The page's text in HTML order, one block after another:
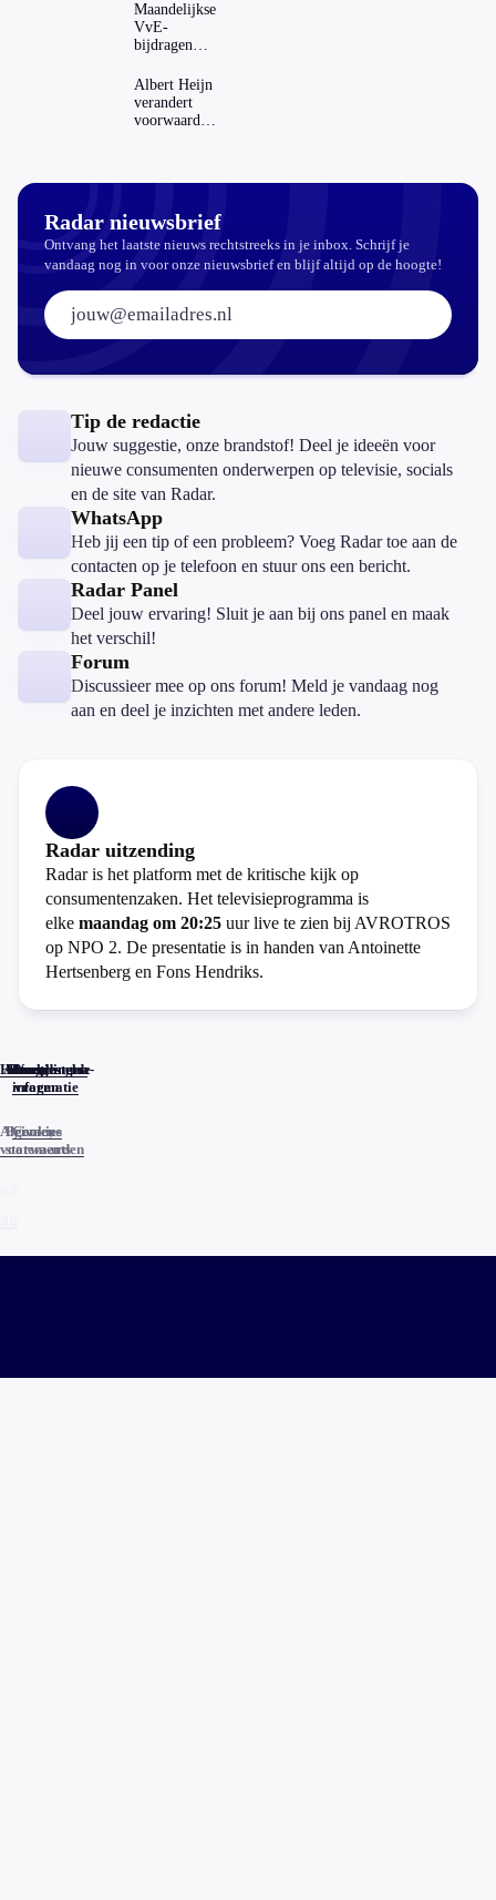
Maandelijkse
VvE-
bijdragen
dat invloed
op je
hypotheek?
Albert Heijn
verandert
voorwaarden
Radar nieuwsbrief
Ontvang het laatste nieuws rechtstreeks in je inbox. Schrijf je
vandaag nog in voor onze nieuwsbrief en blijf altijd op de hoogte!
E-mailadres:
Tip de redactie
Jouw suggestie, onze brandstof! Deel je ideeën voor
nieuwe consumenten onderwerpen op televisie, socials
en de site van Radar.
WhatsApp
Heb jij een tip of een probleem? Voeg Radar toe aan de
contacten op je telefoon en stuur ons een bericht.
Radar Panel
Deel jouw ervaring! Sluit je aan bij ons panel en maak
het verschil!
Forum
Discussieer mee op ons forum! Meld je vandaag nog
aan en deel je inzichten met andere leden.
Radar uitzending
Radar is het platform met de kritische kijk op
consumentenzaken. Het televisieprogramma is
elke maandag om 20:25 uur live te zien bij AVROTROS
op NPO 2. De presentatie is in handen van Antoinette
Hertsenberg en Fons Hendriks.
Home
Actueel
Uitzendingen
Reacties
Programma-
informatie
Veelgestelde
vragen
Algemene
voorwaarden
Privacy
statements
Cookies